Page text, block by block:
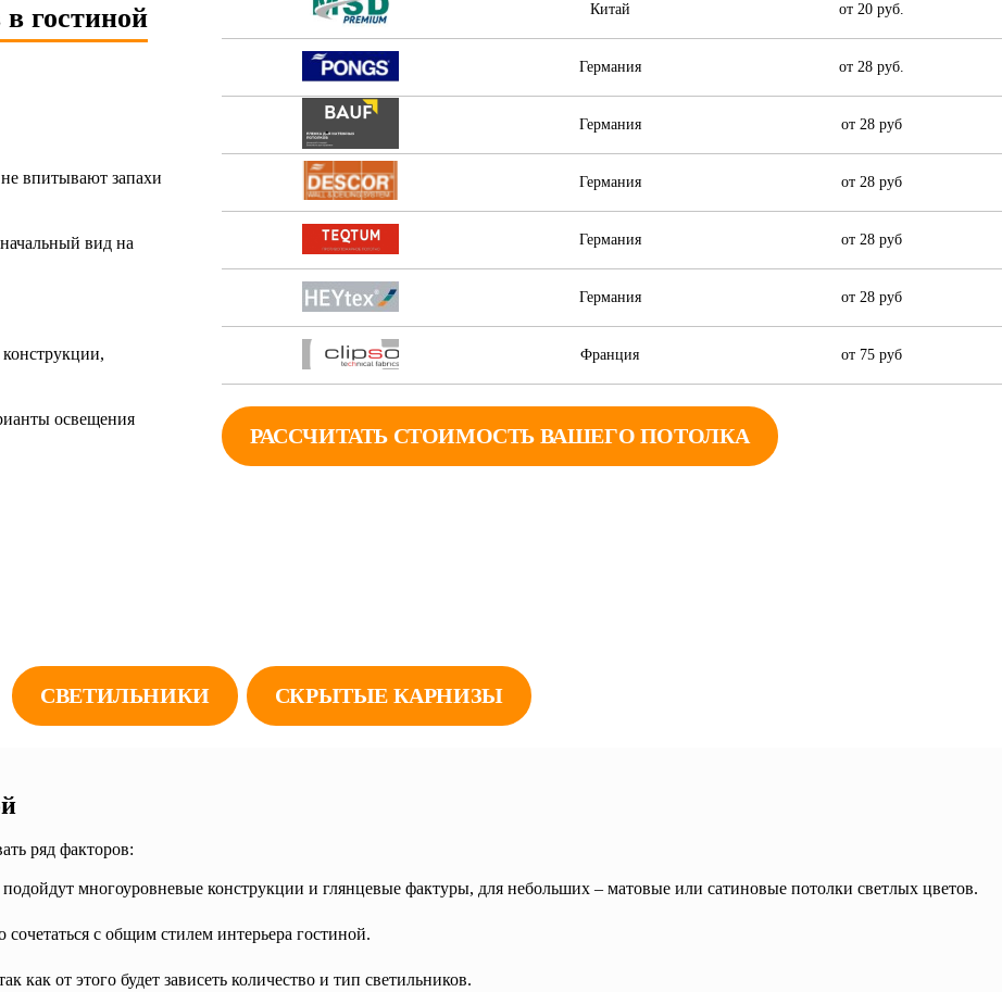
гостиной
впитывают запахи
вид на
освещения
Китай от 20 руб.
Германия от 28 руб.
Германия от 28 руб
Германия от 28 руб
Германия от 28 руб
Германия от 28 руб
Франция от 75 руб
РАССЧИТАТЬ СТОИМОСТЬ ВАШЕГО ПОТОЛКА
СВЕТИЛЬНИКИ СКРЫТЫЕ КАРНИЗЫ
ряд факторов:
многоуровневые конструкции и глянцевые фактуры, для небольших – матовые или сатиновые потолки светлых цветов.
с общим стилем интерьера гостиной.
как от этого будет зависеть количество и тип светильников.